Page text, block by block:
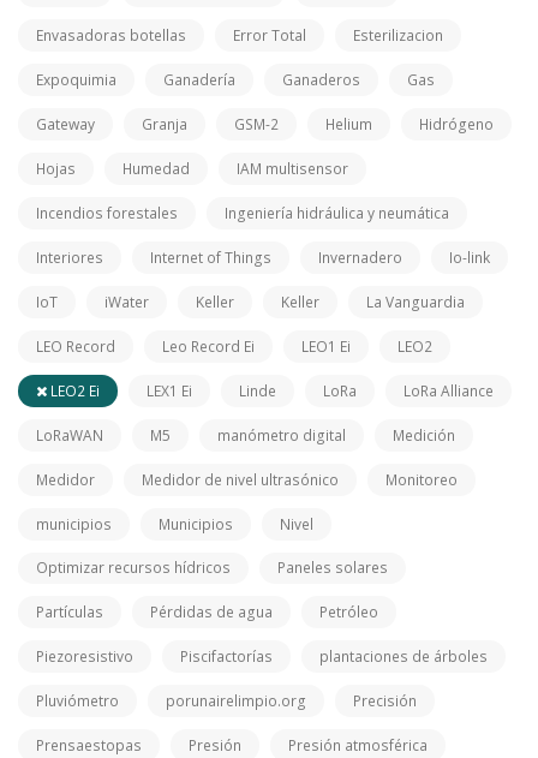
Envasadoras botellas Error Total Esterilizacion
Expoquimia Ganadería Ganaderos Gas
Gateway Granja GSM-2 Helium Hidrógeno
Hojas Humedad IAM multisensor
Incendios forestales Ingeniería hidráulica y neumática
Interiores Internet of Things Invernadero Io-link
IoT iWater Keller Keller La Vanguardia
LEO Record Leo Record Ei LEO1 Ei LEO2
LEO2 Ei LEX1 Ei Linde LoRa LoRa Alliance
LoRaWAN M5 manómetro digital Medición
Medidor Medidor de nivel ultrasónico Monitoreo
municipios Municipios Nivel
Optimizar recursos hídricos Paneles solares
Partículas Pérdidas de agua Petróleo
Piezoresistivo Piscifactorías plantaciones de árboles
Pluviómetro porunairelimpio.org Precisión
Prensaestopas Presión Presión atmosférica